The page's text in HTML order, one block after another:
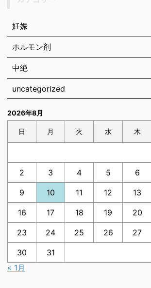
妊娠
ホルモン剤
中絶
uncategorized
2026年8月
日 月 火 水 木
2 3 4 5 6
9 10 11 12 13
16 17 18 19 20
23 24 25 26 27
30
31
« 1月